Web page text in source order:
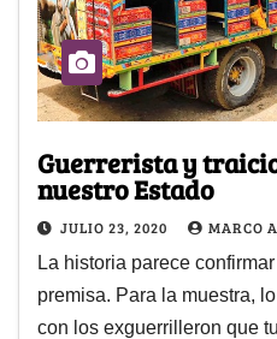
Guerrerista y
nuestro Estado
JULIO 23, 2020 MARCO
La historia parece
premisa. Para la muestra,
con los exguerrilleron que